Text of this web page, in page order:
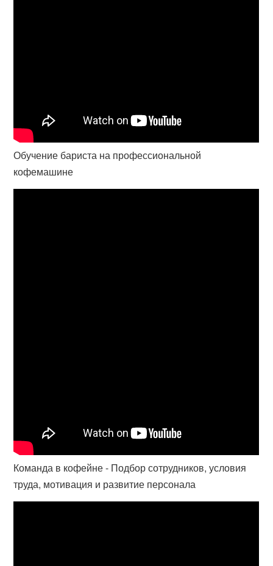
Обучение бариста на профессиональной
кофемашине
Команда в кофейне - Подбор сотрудников, условия
труда, мотивация и развитие персонала